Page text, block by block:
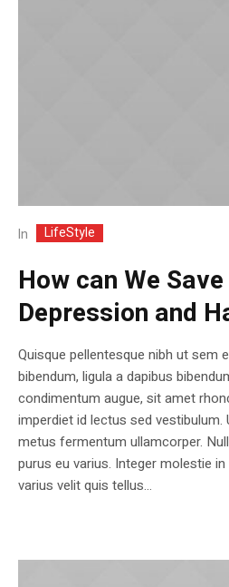
In LifeStyle
How can We
Depression and
Quisque pellentesque nibh ut sem
bibendum, ligula a dapibus
condimentum augue, sit amet
imperdiet id lectus sed
metus fermentum ullamcorper.
purus eu varius. Integer molestie
varius velit quis tellus...